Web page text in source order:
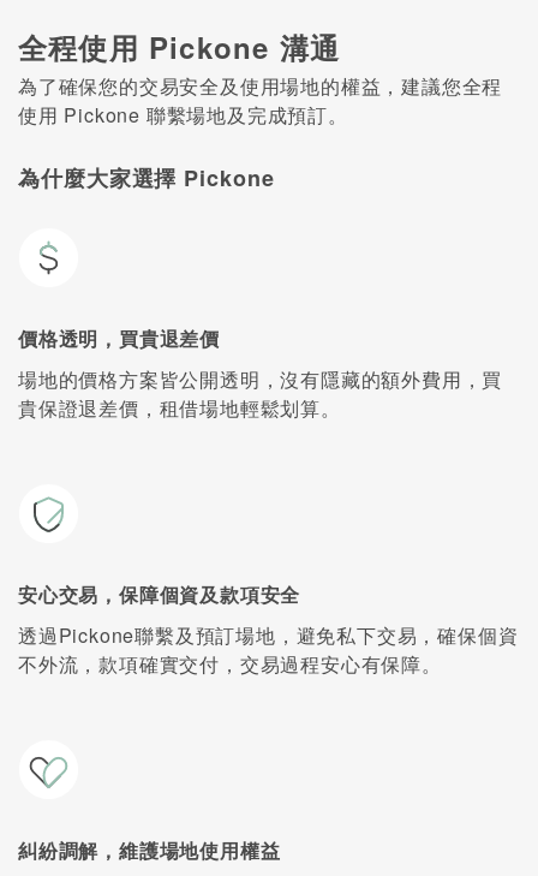
全程使用 Pickone 溝通
為了確保您的交易安全及使用場地的權益，建議您全程
使用 Pickone 聯繫場地及完成預訂。
為什麼大家選擇 Pickone
價格透明，買貴退差價
場地的價格方案皆公開透明，沒有隱藏的額外費用，買
貴保證退差價，租借場地輕鬆划算。
安心交易，保障個資及款項安全
透過Pickone聯繫及預訂場地，避免私下交易，確保個資
不外流，款項確實交付，交易過程安心有保障。
糾紛調解，維護場地使用權益